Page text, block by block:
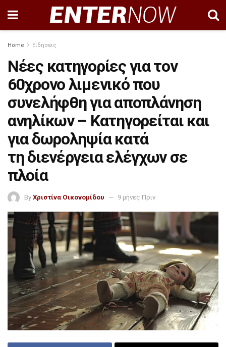
Home Ειδησεις
Νέες κατηγορίες για τον
60χρονο λιμενικό που
συνελήφθη για αποπλάνηση
ανηλίκων – Κατηγορείται και
για δωροληψία κατά
τη διενέργεια ελέγχων σε
πλοία
By Χριστίνα Οικονομίδου 9 μήνες Πριν